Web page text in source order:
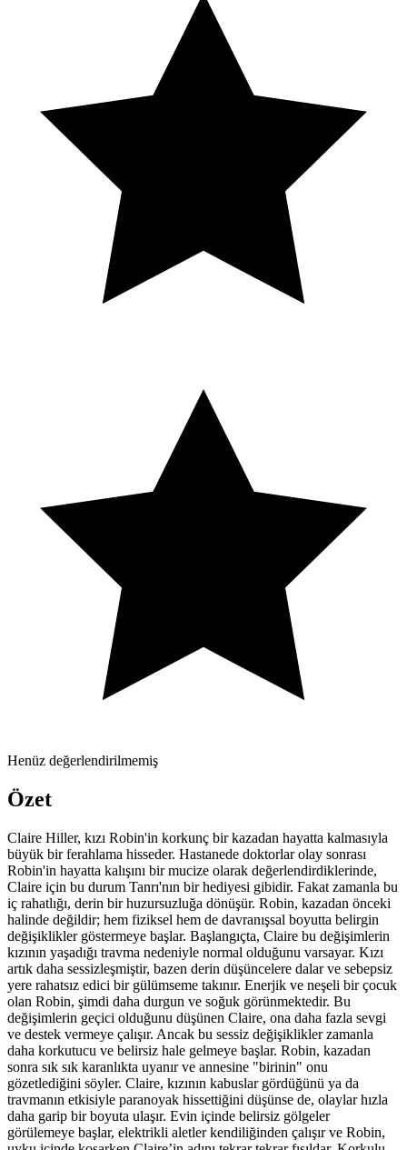
Henüz değerlendirilmemiş
Özet
Claire Hiller, kızı Robin'in korkunç bir kazadan hayatta kalmasıyla
büyük bir ferahlama hisseder. Hastanede doktorlar olay sonrası
Robin'in hayatta kalışını bir mucize olarak değerlendirdiklerinde,
Claire için bu durum Tanrı'nın bir hediyesi gibidir. Fakat zamanla bu
iç rahatlığı, derin bir huzursuzluğa dönüşür. Robin, kazadan önceki
halinde değildir; hem fiziksel hem de davranışsal boyutta belirgin
değişiklikler göstermeye başlar. Başlangıçta, Claire bu değişimlerin
kızının yaşadığı travma nedeniyle normal olduğunu varsayar. Kızı
artık daha sessizleşmiştir, bazen derin düşüncelere dalar ve sebepsiz
yere rahatsız edici bir gülümseme takınır. Enerjik ve neşeli bir çocuk
olan Robin, şimdi daha durgun ve soğuk görünmektedir. Bu
değişimlerin geçici olduğunu düşünen Claire, ona daha fazla sevgi
ve destek vermeye çalışır. Ancak bu sessiz değişiklikler zamanla
daha korkutucu ve belirsiz hale gelmeye başlar. Robin, kazadan
sonra sık sık karanlıkta uyanır ve annesine "birinin" onu
gözetlediğini söyler. Claire, kızının kabuslar gördüğünü ya da
travmanın etkisiyle paranoyak hissettiğini düşünse de, olaylar hızla
daha garip bir boyuta ulaşır. Evin içinde belirsiz gölgeler
görülemeye başlar, elektrikli aletler kendiliğinden çalışır ve Robin,